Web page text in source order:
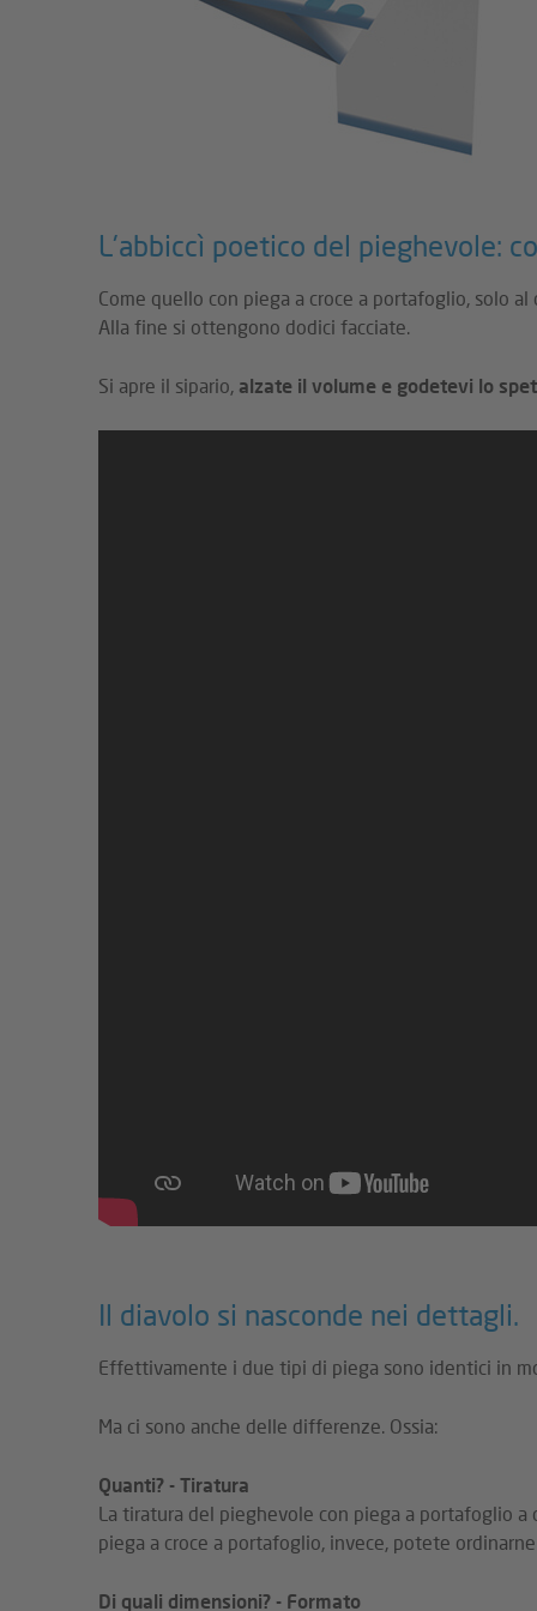
L'abbiccì poetico del pieghevole:
Come quello con piega a croce a portafoglio, solo
Alla fine si ottengono dodici facciate.
Si apre il sipario, alzate il volume e godetevi lo
Il diavolo si nasconde nei dettagli.
Effettivamente i due tipi di piega sono identici in
Ma ci sono anche delle differenze. Ossia:
Quanti? - Tiratura
La tiratura del pieghevole con piega a portafoglio
piega a croce a portafoglio, invece, potete
Di quali dimensioni? - Formato